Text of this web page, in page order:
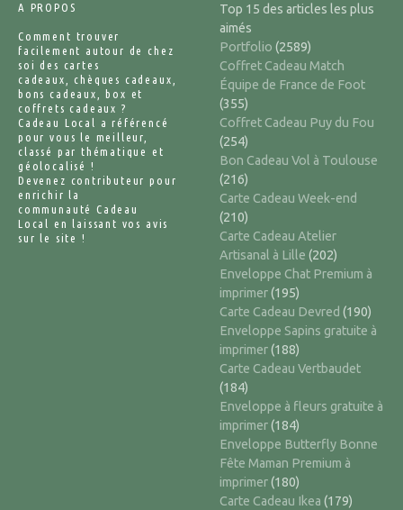
A PROPOS
Comment trouver
facilement autour de chez
soi des cartes
cadeaux, chèques cadeaux,
bons cadeaux, box et
coffrets cadeaux ?
Cadeau Local a référencé
pour vous le meilleur,
classé par thématique et
géolocalisé !
Devenez contributeur pour
enrichir la
communauté Cadeau
Local en laissant vos avis
sur le site !
Top 15 des articles les plus
aimés
Portfolio (2589)
Coffret Cadeau Match
Équipe de France de Foot
(355)
Coffret Cadeau Puy du Fou
(254)
Bon Cadeau Vol à Toulouse
(216)
Carte Cadeau Week-end
(210)
Carte Cadeau Atelier
Artisanal à Lille (202)
Enveloppe Chat Premium à
imprimer(195)
Carte Cadeau Devred (190)
Enveloppe Sapins gratuite à
imprimer(188)
Carte Cadeau Vertbaudet
(184)
Enveloppe à fleurs gratuite à
imprimer(184)
Enveloppe Butterfly Bonne
Fête Maman Premium à
imprimer(180)
Carte Cadeau Ikea (179)